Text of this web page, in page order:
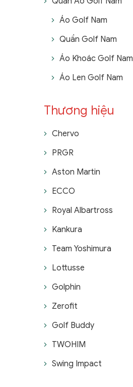
Áo Golf Nam
Quần Golf Nam
Áo Khoác Golf Nam
Áo Len Golf Nam
Thương hiệu
Chervo
PRGR
Aston Martin
ECCO
Royal Albartross
Kankura
Team Yoshimura
Lottusse
Golphin
Zerofit
Golf Buddy
TWOHIM
Swing Impact